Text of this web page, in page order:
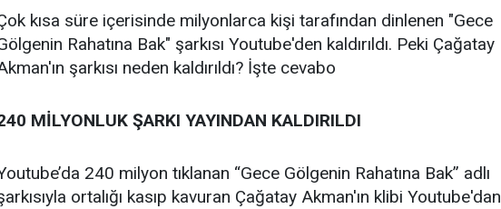
kısa süre içerisinde milyonlarca kişi tarafından dinlenen "Gece
Rahatına Bak" şarkısı Youtube'den kaldırıldı. Peki Çağatay
şarkısı neden kaldırıldı? İşte cevabo
MİLYONLUK ŞARKI YAYINDAN KALDIRILDI
240 milyon tıklanan “Gece Gölgenin Rahatına Bak” adlı
ortalığı kasıp kavuran Çağatay Akman'ın klibi Youtube'dan